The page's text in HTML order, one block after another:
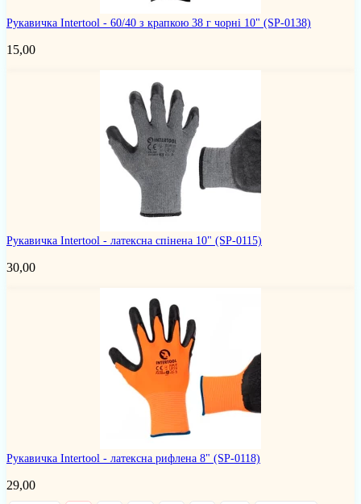
Рукавичка Intertool - 60/40 з крапкою 38 г чорні 10" (SP-0138)
15,00
Рукавичка Intertool - латексна спінена 10" (SP-0115)
30,00
Рукавичка Intertool - латексна рифлена 8" (SP-0118)
29,00